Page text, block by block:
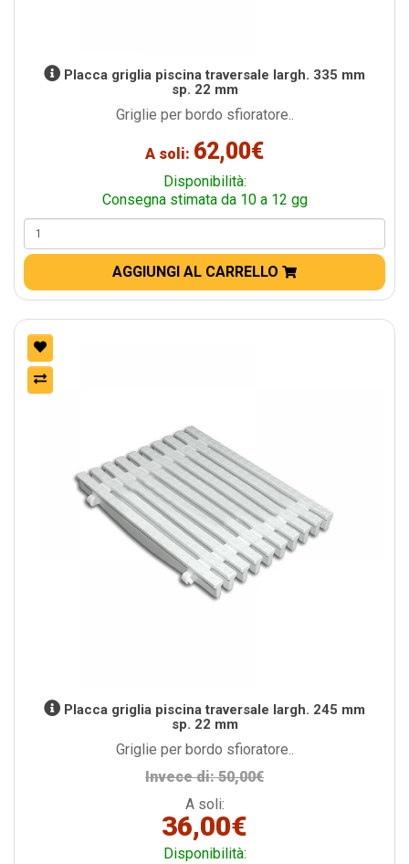
Placca griglia piscina traversale largh. 335 mm
sp. 22 mm
Griglie per bordo sfioratore..
A soli: 62,00€
Disponibilità:
Consegna stimata da 10 a 12 gg
AGGIUNGI AL CARRELLO
Placca griglia piscina traversale largh. 245 mm
sp. 22 mm
Griglie per bordo sfioratore..
Invece di: 50,00€
A soli:
36,00€
Disponibilità: